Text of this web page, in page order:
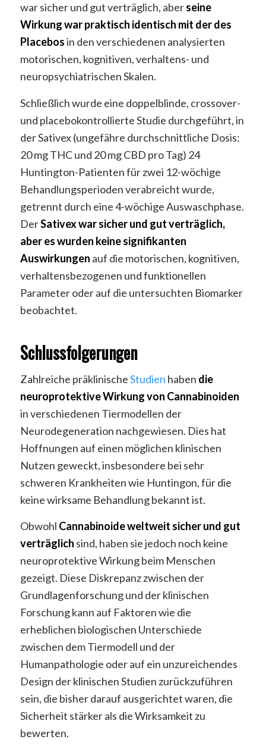
war sicher und gut verträglich, aberseine
Wirkung war praktisch identisch mit der des
Placebosin den verschiedenen analysierten
motorischen, kognitiven, verhaltens- und
neuropsychiatrischen Skalen.
Schließlich wurde eine doppelblinde, crossover-
und placebokontrollierte Studie durchgeführt, in
der Sativex (ungefähre durchschnittliche Dosis:
20 mg THC und 20 mg CBD pro Tag) 24
Huntington-Patienten für zwei 12-wöchige
Behandlungsperioden verabreicht wurde,
getrennt durch eine 4-wöchige Auswaschphase.
DerSativex war sicher und gut verträglich,
aber es wurden keine signifikanten
Auswirkungen auf die motorischen, kognitiven,
verhaltensbezogenen und funktionellen
Parameter oder auf die untersuchten Biomarker
beobachtet.
Schlussfolgerungen
Zahlreiche präklinischeStudien haben die
neuroprotektive Wirkung von Cannabinoiden
in verschiedenen Tiermodellen der
Neurodegeneration nachgewiesen. Dies hat
Hoffnungen auf einen möglichen klinischen
Nutzen geweckt, insbesondere bei sehr
schweren Krankheiten wie Huntingon, für die
keine wirksame Behandlung bekannt ist.
Obwohl Cannabinoideweltweit sicher und gut
verträglich sind, haben sie jedoch noch keine
neuroprotektive Wirkung beim Menschen
gezeigt. Diese Diskrepanz zwischen der
Grundlagenforschung und der klinischen
Forschung kann auf Faktoren wie die
erheblichen biologischen Unterschiede
zwischen dem Tiermodell und der
Humanpathologie oder auf ein unzureichendes
Design der klinischen Studien zurückzuführen
sein, die bisher darauf ausgerichtet waren, die
Sicherheit stärker als die Wirksamkeit zu
bewerten.